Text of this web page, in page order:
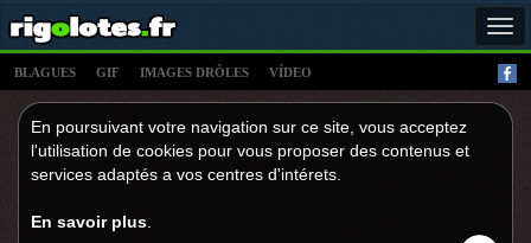
BLAGUES GIF IMAGES DRÔLES VÍDEO
En poursuivant votre navigation sur ce site, vous acceptez
l'utilisation de cookies pour vous proposer des contenus et
services adaptés a vos centres d'intérets.
En savoir plus